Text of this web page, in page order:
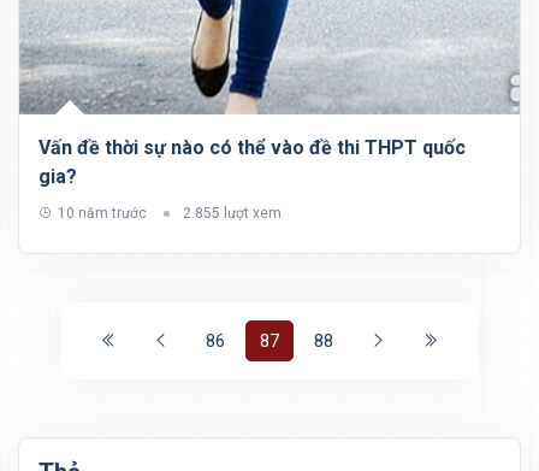
Vấn đề thời sự nào có thể vào đề thi THPT quốc
gia?
10 năm trước 2.855 lượt xem
86 87 88